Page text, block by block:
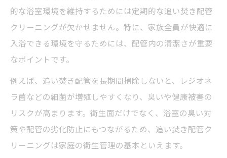
的な浴室環境を維持するためには定期的な追い焚き配管
クリーニングが欠かせません。特に、家族全員が快適に
入浴できる環境を守るためには、配管内の清潔さが重要
なポイントです。
例えば、追い焚き配管を長期間掃除しないと、レジオネ
ラ菌などの細菌が増殖しやすくなり、臭いや健康被害の
リスクが高まります。衛生面だけでなく、浴室の臭い対
策や配管の劣化防止にもつながるため、追い焚き配管ク
リーニングは家庭の衛生管理の基本といえます。